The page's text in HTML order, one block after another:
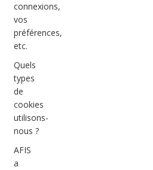
connexions,
vos
préférences,
etc.
Quels
types
de
cookies
utilisons-
nous ?
AFIS
a